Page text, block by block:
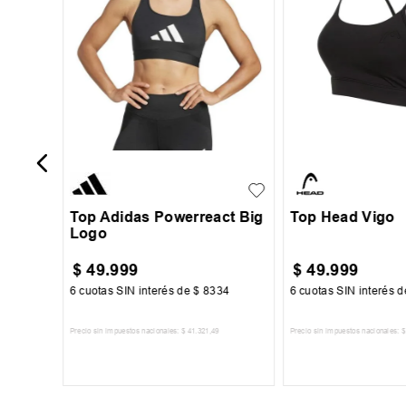
Top Adidas Powerreact Big
Logo
$ 49.999
6 cuotas SIN interés de$ 8334
Precio sin impuestos nacionales: $ 41 .321 ,49
Top Head Vigo
$ 49.999
6 cuotas SIN interés
Precio sin impuestos nacionales: $